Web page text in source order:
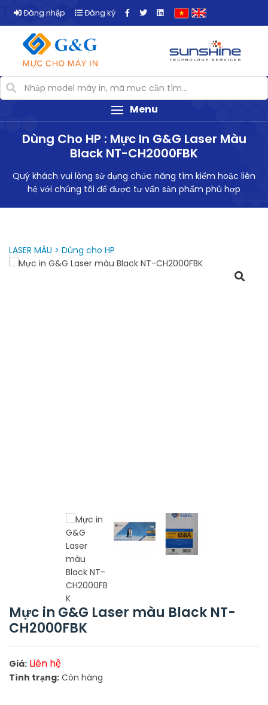
Đăng nhập Đăng ký
Menu
Dùng Cho HP : Mực In G&G Laser Màu
Black NT-CH2000FBK
Quý khách vui lòng sử dụng chức năng tìm kiếm hoặc liên
hệ với chúng tôi để được tư vấn sản phẩm phù hợp
LASER MÀU > Dùng cho HP
Mực in G&G Laser màu Black NT-
CH2000FBK
Giá: Liên hệ
Tình trạng: Còn hàng